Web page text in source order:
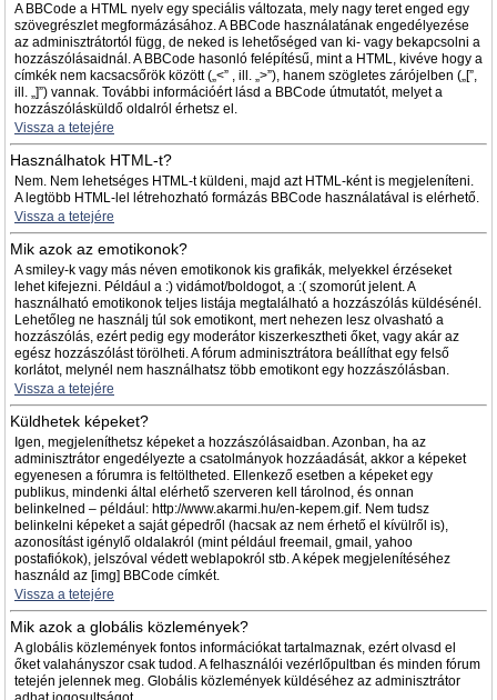
A BBCode a HTML nyelv egy speciális változata, mely nagy teret enged egy
szövegrészlet megformázásához. A BBCode használatának engedélyezése
az adminisztrátortól függ, de neked is lehetőséged van ki- vagy bekapcsolni a
hozzászólásaidnál. A BBCode hasonló felépítésű, mint a HTML, kivéve hogy a
címkék nem kacsacsőrök között („<” , ill. „>”), hanem szögletes zárójelben („[”,
ill. „]”) vannak. További információért lásd a BBCode útmutatót, melyet a
hozzászólásküldő oldalról érhetsz el.
Vissza a tetejére
Használhatok HTML-t?
Nem. Nem lehetséges HTML-t küldeni, majd azt HTML-ként is megjeleníteni.
A legtöbb HTML-lel létrehozható formázás BBCode használatával is elérhető.
Vissza a tetejére
Mik azok az emotikonok?
A smiley-k vagy más néven emotikonok kis grafikák, melyekkel érzéseket
lehet kifejezni. Például a :) vidámot/boldogot, a :( szomorút jelent. A
használható emotikonok teljes listája megtalálható a hozzászólás küldésénél.
Lehetőleg ne használj túl sok emotikont, mert nehezen lesz olvasható a
hozzászólás, ezért pedig egy moderátor kiszerkesztheti őket, vagy akár az
egész hozzászólást törölheti. A fórum adminisztrátora beállíthat egy felső
korlátot, melynél nem használhatsz több emotikont egy hozzászólásban.
Vissza a tetejére
Küldhetek képeket?
Igen, megjeleníthetsz képeket a hozzászólásaidban. Azonban, ha az
adminisztrátor engedélyezte a csatolmányok hozzáadását, akkor a képeket
egyenesen a fórumra is feltöltheted. Ellenkező esetben a képeket egy
publikus, mindenki által elérhető szerveren kell tárolnod, és onnan
belinkelned – például: http://www.akarmi.hu/en-kepem.gif. Nem tudsz
belinkelni képeket a saját gépedről (hacsak az nem érhető el kívülről is),
azonosítást igénylő oldalakról (mint például freemail, gmail, yahoo
postafiókok), jelszóval védett weblapokról stb. A képek megjelenítéséhez
használd az [img] BBCode címkét.
Vissza a tetejére
Mik azok a globális közlemények?
A globális közlemények fontos információkat tartalmaznak, ezért olvasd el
őket valahányszor csak tudod. A felhasználói vezérlőpultban és minden fórum
tetején jelennek meg. Globális közlemények küldéséhez az adminisztrátor